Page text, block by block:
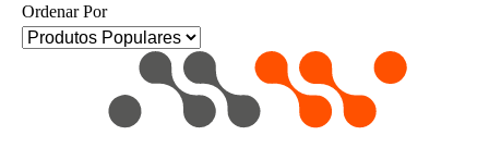
Ordenar Por